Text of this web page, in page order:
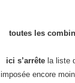
toutes les
ici s’arrête la liste
imposée encore